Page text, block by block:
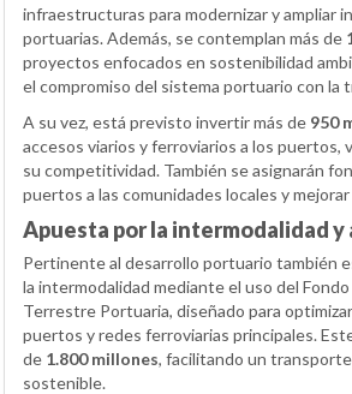
infraestructuras para modernizar y ampliar
portuarias. Además, se contemplan más de
proyectos enfocados en sostenibilidad
el compromiso del sistema portuario con la
A su vez, está previsto invertir más de 950
accesos viarios y ferroviarios a los puertos,
su competitividad. También se asignarán
puertos a las comunidades locales y
Apuesta por la intermodalidad y
Pertinente al desarrollo portuario también
la intermodalidad mediante el uso del
Terrestre Portuaria, diseñado para
puertos y redes ferroviarias principales.
de 1.800 millones, facilitando un
sostenible.